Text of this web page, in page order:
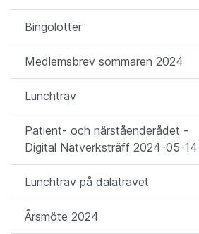
Bingolotter
Medlemsbrev sommaren 2024
Lunchtrav
Patient- och närståenderådet -
Digital Nätverksträff 2024-05-14
Lunchtrav på dalatravet
Årsmöte 2024